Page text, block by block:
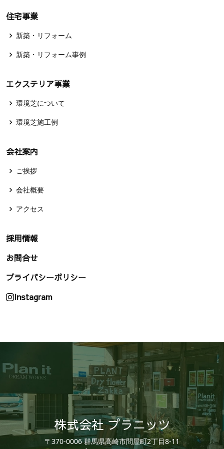
住宅事業
新築・リフォーム
新築・リフォーム事例
エクステリア事業
環境芝について
環境芝施工例
会社案内
ご挨拶
会社概要
アクセス
採用情報
お問合せ
プライバシーポリシー
Instagram
株式会社 プラニッツ
〒370-0006 群馬県高崎市問屋町2丁目8-11